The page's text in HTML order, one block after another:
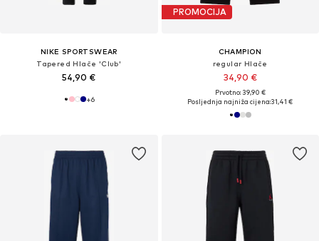
NIKE SPORTSWEAR
Tapered Hlače 'Club'
54,90 €
+6
PROMOCIJA
CHAMPION
regular Hlače
34,90 €
Prvotno: 39,90 €
Posljednja najniža cijena:31,41 €